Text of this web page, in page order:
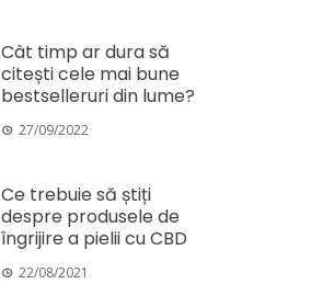
Cât timp ar dura să
citești cele mai bune
bestselleruri din lume?
27/09/2022
Ce trebuie să știți
despre produsele de
îngrijire a pielii cu CBD
22/08/2021